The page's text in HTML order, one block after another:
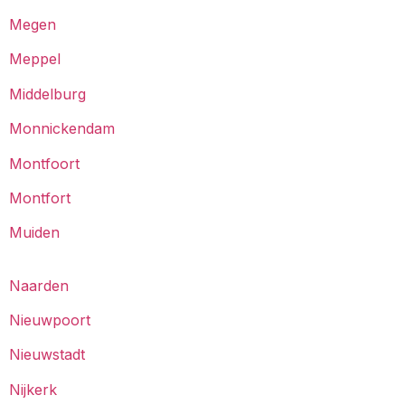
Megen
Meppel
Middelburg
Monnickendam
Montfoort
Montfort
Muiden
Naarden
Nieuwpoort
Nieuwstadt
Nijkerk